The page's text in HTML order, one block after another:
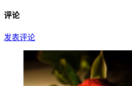
评论
发表评论